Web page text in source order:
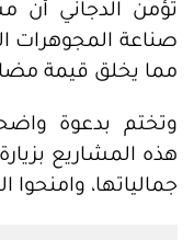
تؤمن الدجاني أن
صناعة المجوهرات
مما يخلق قيمة
وتختم بدعوة
هذه المشاريع
جمالياتها، وامنحوا